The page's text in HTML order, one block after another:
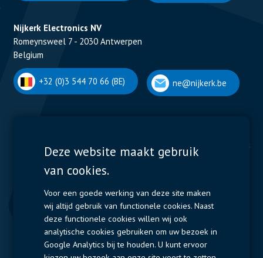
Nijkerk Electronics NV
Romeynsweel 7 - 2030 Antwerpen
Belgium
+32 (0)3 544 70 66 (BE) ne@nijkerk.be
Display Solutions
Displays
Power Solutions
Contactors & Fuses
Measurement
Resistors
Deze website maakt gebruik
van cookies.
Voor een goede werking van deze site maken
wij altijd gebruik van functionele cookies. Naast
deze functionele cookies willen wij ook
analytische cookies gebruiken om uw bezoek in
Google Analytics bij te houden. U kunt ervoor